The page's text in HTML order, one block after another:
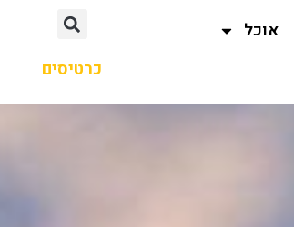
אוכל
כרטיסים